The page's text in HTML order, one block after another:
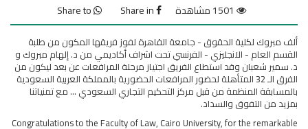
ألف مبروك لكلية الحقوق - جامعة القاهرة لفوز فريقها المكون من طلبة
القسم العام - الانجليزي - الفرنسي تحت اشراف أكاديمي من د. إلهام مبروك و
د. سمير شعبان وقد استطاع الفريق اجتياز مرحلة المرافعات عن بعد ليكون من
الفرق الـ 32 المتأهلة لحضور المرافعات الحضورية بالمملكة العربية السعودية
بالمسابقة المنظمة من قبل مركز التحكيم التجاري السعودي ... مع تمنياتنا
بمزيد من التفوق والسداد.
Congratulations to the Faculty of Law, Cairo University, for the remarkable